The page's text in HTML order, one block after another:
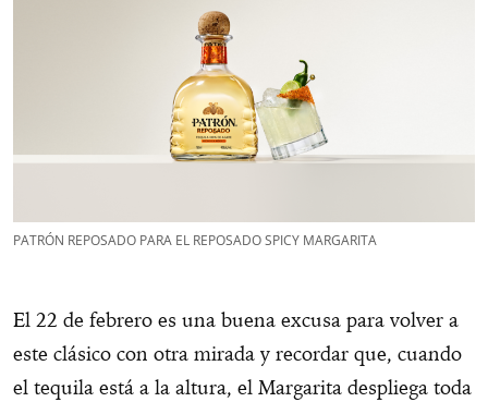
PATRÓN REPOSADO PARA EL REPOSADO SPICY MARGARITA
El 22 de febrero es una buena excusa para volver a
este clásico con otra mirada y recordar que, cuando
el tequila está a la altura, el Margarita despliega toda